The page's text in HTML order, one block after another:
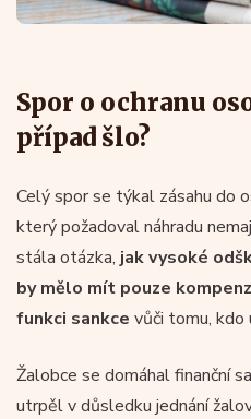
Spor o ochranu
případ šlo?
Celý spor se týkal zásahu do
který požadoval náhradu
stála otázka, jak vysoké
by mělo mít pouze
funkci sankce vůči tomu, kdo
Žalobce se domáhal finanční
utrpěl v důsledku jednání